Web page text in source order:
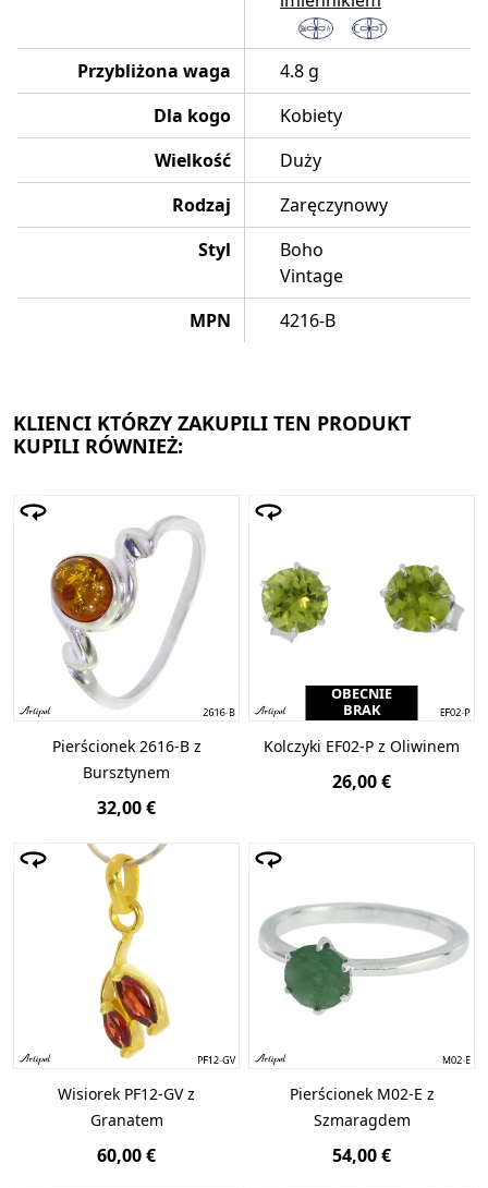
Przybliżona waga
4.8 g
Dla kogo
Kobiety
Wielkość
Duży
Rodzaj
Zaręczynowy
Styl
Boho
Vintage
MPN
4216-B
KLIENCI KTÓRZY ZAKUPILI TEN PRODUKT
KUPILI RÓWNIEŻ:
Pierścionek 2616-B z
Bursztynem
32,00 €
OBECNIE
BRAK
Kolczyki EF02-P z Oliwinem
26,00 €
Wisiorek PF12-GV z
Granatem
60,00 €
Pierścionek M02-E z
Szmaragdem
54,00 €